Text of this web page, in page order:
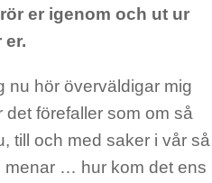
er igenom och ut ur
er.
nu hör överväldigar mig
det förefaller som om så
till och med saker i vår så
menar … hur kom det ens